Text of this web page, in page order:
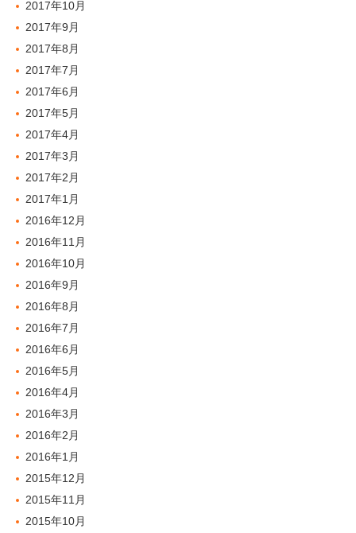
2017年10月
2017年9月
2017年8月
2017年7月
2017年6月
2017年5月
2017年4月
2017年3月
2017年2月
2017年1月
2016年12月
2016年11月
2016年10月
2016年9月
2016年8月
2016年7月
2016年6月
2016年5月
2016年4月
2016年3月
2016年2月
2016年1月
2015年12月
2015年11月
2015年10月